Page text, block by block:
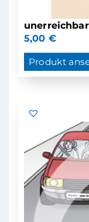
5,00 €
Produkt